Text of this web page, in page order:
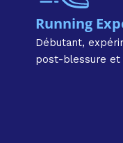
Running
Débutant,
post-blessure et